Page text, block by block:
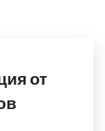
от